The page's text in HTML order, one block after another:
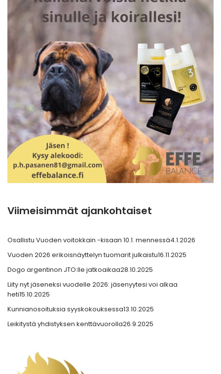
Viimeisimmät ajankohtaiset
Osallistu Vuoden voitokkain -kisaan 10.1. mennessä4.1.2026
Vuoden 2026 erikoisnäyttelyn tuomarit julkaistu16.11.2025
Dogo argentinon JTO:lle jatkoaikaa28.10.2025
Liity nyt jäseneksi vuodelle 2026: jäsenyytesi voi alkaa
heti15.10.2025
Kunnianosoituksia syyskokouksessa13.10.2025
Leikitystä yhdistyksen kenttävuorolla26.9.2025